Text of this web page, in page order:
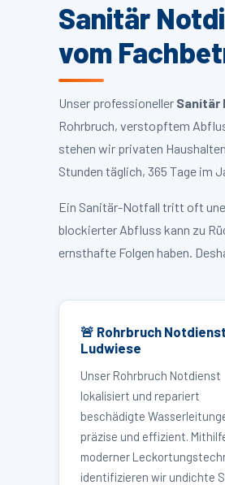
Sanitär
vom
Unser professioneller Sanitär
Rohrbruch, verstopftem
stehen wir privaten
Stunden täglich, 365 Tage im
Ein Sanitär-Notfall tritt oft
blockierter Abfluss kann zu
ernsthafte Folgen haben.
🚨 Rohrbruch
Ludwiese
Unser Rohrbruch Notdienst
lokalisiert und repariert
beschädigte
präzise und effizient.
moderner
identifizieren wir undichte